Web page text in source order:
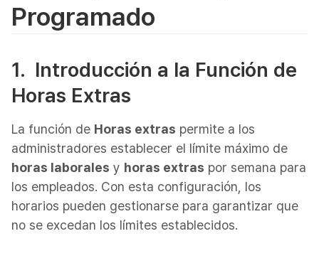
Programado
1. Introducción a la Función de
Horas Extras
La función de Horas extras permite a los
administradores establecer el límite máximo de
horas laborales y horas extras por semana para
los empleados. Con esta configuración, los
horarios pueden gestionarse para garantizar que
no se excedan los límites establecidos.